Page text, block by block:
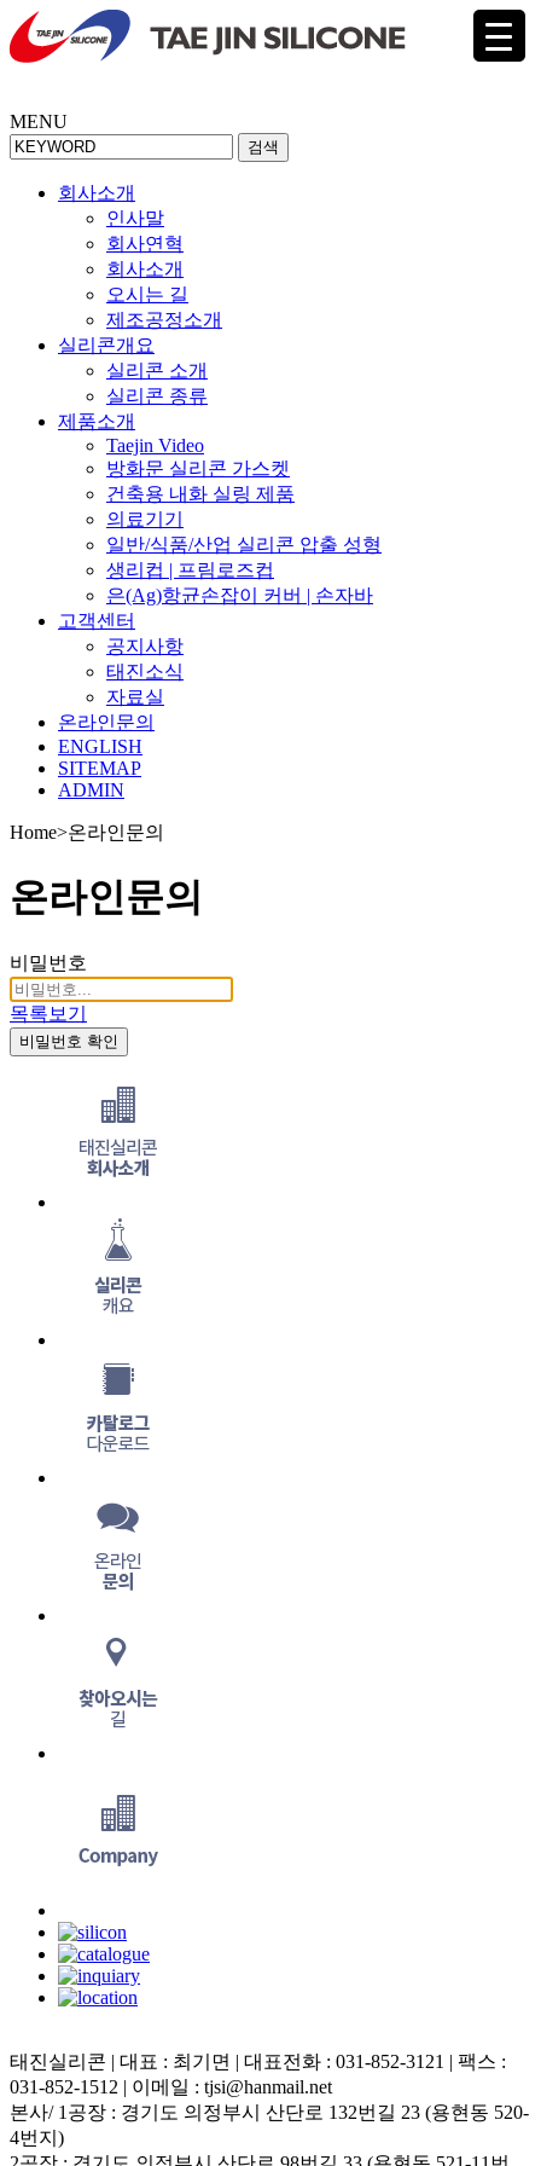
MENU
검색
회사소개
인사말
회사연혁
회사소개
오시는 길
제조공정소개
실리콘개요
실리콘 소개
실리콘 종류
제품소개
Taejin Video
방화문 실리콘 가스켓
건축용 내화 실링 제품
의료기기
일반/식품/산업 실리콘 압출 성형
생리컵 | 프림로즈컵
은(Ag)항균손잡이 커버 | 손자바
고객센터
공지사항
태진소식
자료실
온라인문의
ENGLISH
SITEMAP
ADMIN
Home>온라인문의
온라인문의
비밀번호
목록보기
비밀번호 확인
태진실리콘 | 대표 : 최기면 | 대표전화 : 031-852-3121 | 팩스 :
031-852-1512 | 이메일 : tjsi@hanmail.net
본사/ 1공장 : 경기도 의정부시 산단로 132번길 23 (용현동 520-
4번지)